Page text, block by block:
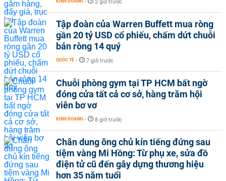
2 giờ trước
Tập đoàn của Warren Buffett mua ròng
gần 20 tỷ USD cổ phiếu, chấm dứt chuỗi
bán ròng 14 quý
QUỐC TẾ - 7 giờ trước
Chuỗi phòng gym tại TP HCM bất ngờ
đóng cửa tất cả cơ sở, hàng trăm hội
viên bơ vơ
KINH DOANH - 8 giờ trước
Chân dung ông chủ kín tiếng đứng sau
tiệm vàng Mi Hồng: Từ phụ xe, sửa đồ
điện tử cũ đến gây dựng thương hiệu
hơn 35 năm tuổi